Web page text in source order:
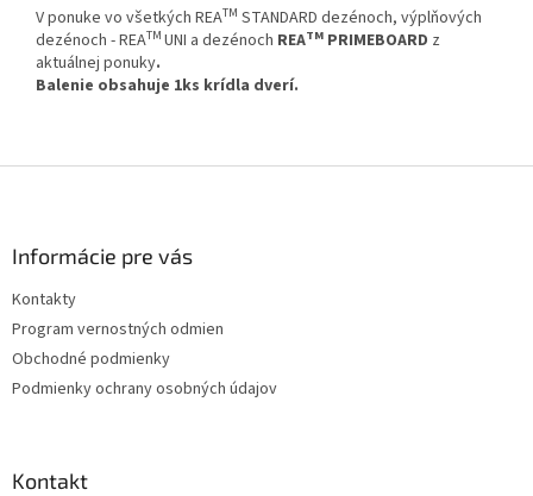
V ponuke vo všetkých REATM STANDARD dezénoch, výplňových
dezénoch - REATM UNI a dezénoch REATM PRIMEBOARD z
aktuálnej ponuky.
Balenie obsahuje 1ks krídla dverí.
Informácie pre vás
Kontakty
Program vernostných odmien
Obchodné podmienky
Podmienky ochrany osobných údajov
Kontakt